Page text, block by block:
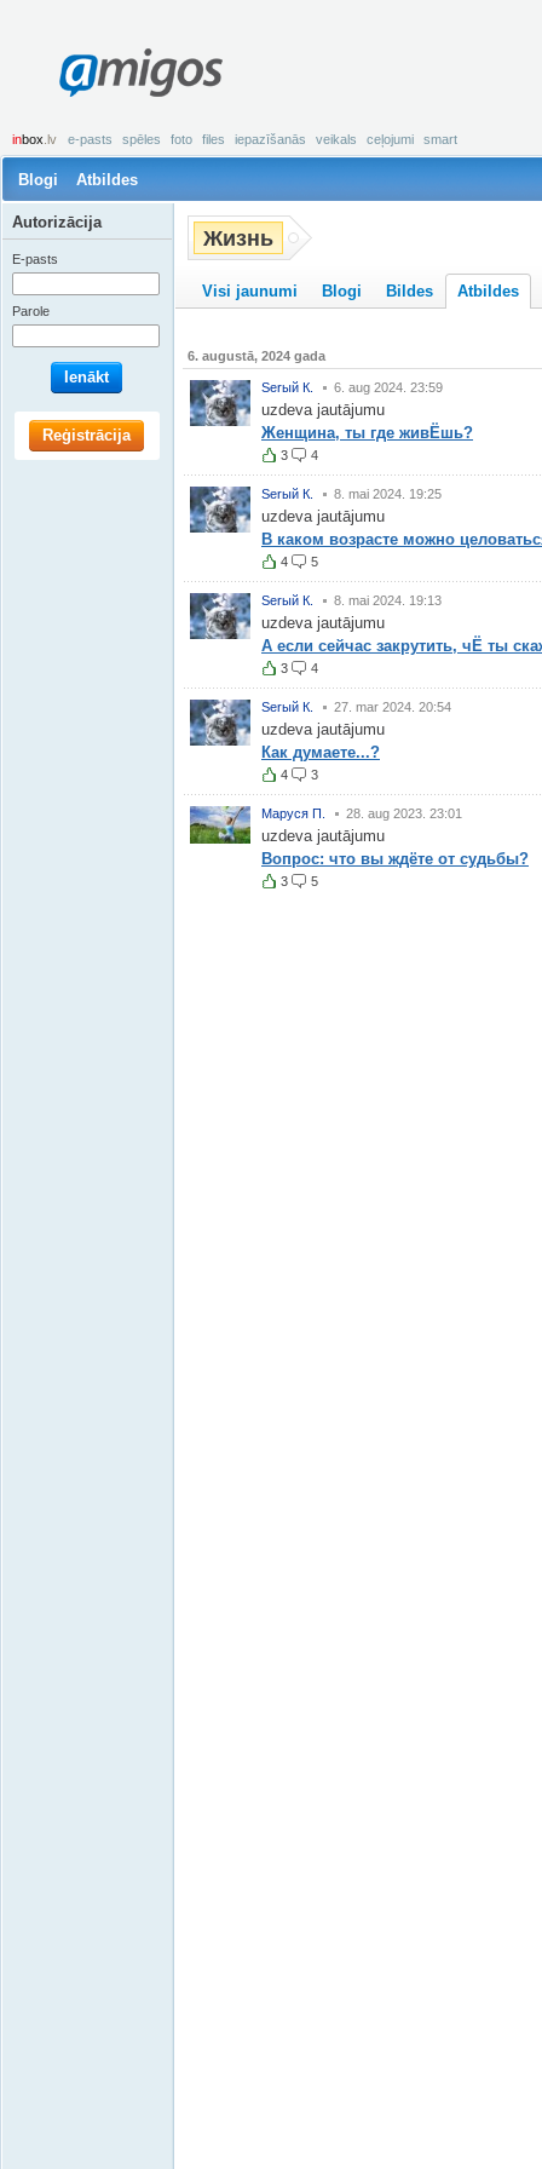
amigos
inbox .lv e-pasts spēles foto files iepazīšanās veikals ceļojumi smart
Blogi Atbildes
Жизнь
Visi jaunumi Blogi Bildes Atbildes
6. augustā, 2024 gada
Serый К. 6. aug 2024. 23:59
uzdeva jautājumu
Женщина, ты где живЁшь?
3 4
Serый К. 8. mai 2024. 19:25
uzdeva jautājumu
В каком возрасте можно
4 5
Serый К. 8. mai 2024. 19:13
uzdeva jautājumu
А если сейчас закрутить, чЁ ты
3 4
Serый К. 27. mar 2024. 20:54
uzdeva jautājumu
Как думаете...?
4 3
Маруся П. 28. aug 2023. 23:01
uzdeva jautājumu
Вопрос: что вы ждёте от судьбы?
3 5
Autorizācija
E-pasts
Parole
Ienākt
Reģistrācija